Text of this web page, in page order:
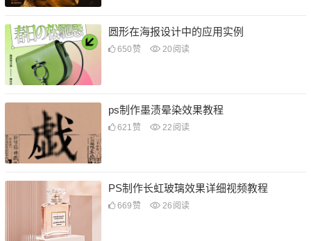
圆形在海报设计中的应用实例
650 赞 20 阅读
ps制作墨渍晕染效果教程
621 赞 22 阅读
PS制作长虹玻璃效果详细视频教程
669 赞 26 阅读